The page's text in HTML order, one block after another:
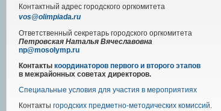
Контактный адрес городского оргкомитета
vos@olimpiada.ru
Ответственный секретарь городского оргкомитета
Петровская Наталья Вячеславовна
np@mosolymp.ru
Контакты координаторов первого и второго этапов
в межрайонных советах директоров.
Специальные условия для участия в мероприятиях
Контакты городских предметно-методических комиссий.